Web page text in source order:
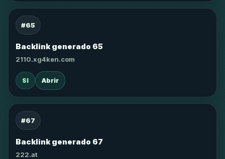
#65
Backlink generado 65
2110.xg4ken.com
SI Abrir
#67
Backlink generado 67
222.at